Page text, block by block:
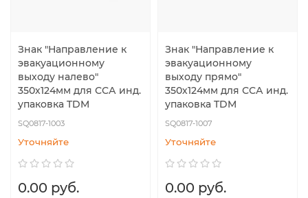
Знак "Направление к
эвакуационному
выходу налево"
350х124мм для ССА инд.
упаковка TDM
SQ0817-1003
Уточняйте
0.00 руб.
Знак "Направление к
эвакуационному
выходу прямо"
350х124мм для ССА инд.
упаковка TDM
SQ0817-1007
Уточняйте
0.00 руб.